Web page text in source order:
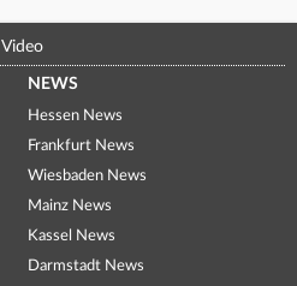
Video
NEWS
Hessen News
Frankfurt News
Wiesbaden News
Mainz News
Kassel News
Darmstadt News